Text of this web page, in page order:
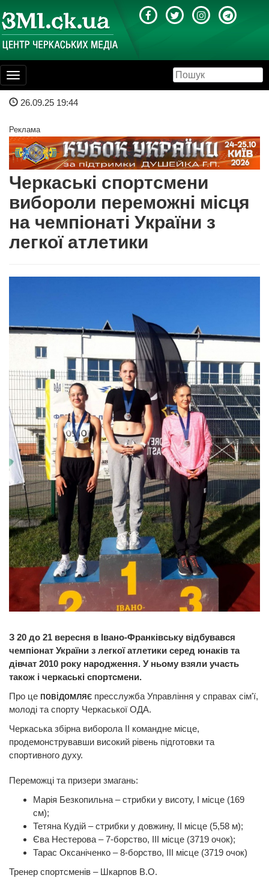
Toggle
navigation
26.09.25 19:44
Реклама
Черкаські спортсмени
вибороли переможні місця
на чемпіонаті України з
легкої атлетики
З 20 до 21 вересня в Івано-Франківську відбувався
чемпіонат України з легкої атлетики серед юнаків та
дівчат 2010 року народження. У ньому взяли участь
також і черкаські спортсмени.
Про це повідомляє пресслужба Управління у справах сім'ї,
молоді та спорту Черкаської ОДА.
Черкаська збірна виборола ІІ командне місце,
продемонструвавши високий рівень підготовки та
спортивного духу.
Переможці та призери змагань:
Марія Безкопильна – стрибки у висоту, І місце (169
см);
Тетяна Кудій – стрибки у довжину, ІІ місце (5,58 м);
Єва Нестерова – 7-борство, ІІІ місце (3719 очок);
Тарас Оксаніченко – 8-борство, ІІІ місце (3719 очок)
Тренер спортсменів – Шкарпов В.О.